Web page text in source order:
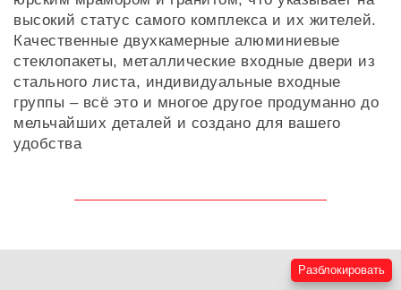
высокий статус самого комплекса и их жителей.
Качественные двухкамерные алюминиевые
стеклопакеты, металлические входные двери из
стального листа, индивидуальные входные
группы – всё это и многое другое продуманно до
мельчайших деталей и создано для вашего
удобства
Разблокировать